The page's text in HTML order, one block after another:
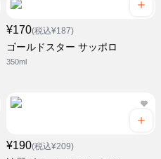
¥170(税込¥187)
ゴールドスター サッポロ
350ml
¥190(税込¥209)